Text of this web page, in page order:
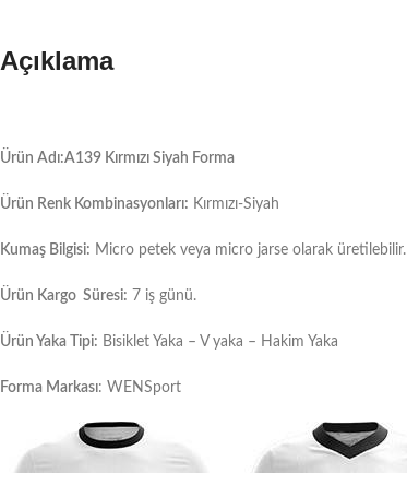
Açıklama
Ürün Adı:A139 Kırmızı Siyah Forma
Ürün Renk Kombinasyonları: Kırmızı-Siyah
Kumaş Bilgisi: Micro petek veya micro jarse olarak üretilebilir.
Ürün Kargo Süresi: 7 iş günü.
Ürün Yaka Tipi: Bisiklet Yaka – V yaka – Hakim Yaka
Forma Markası: WENSport